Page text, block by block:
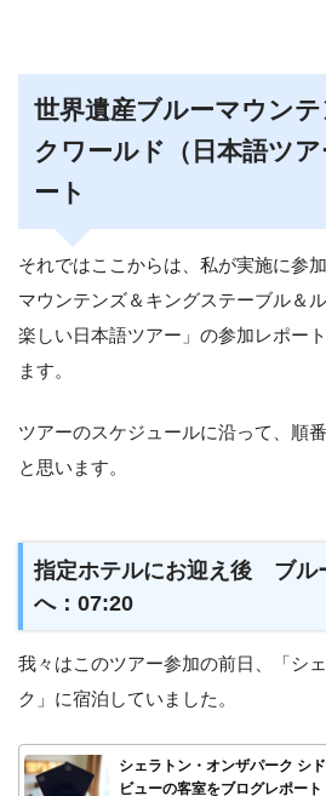
世界遺産ブルーマウン
クワールド（日本語ツ
ート
それではここからは、私が実施に参
マウンテンズ＆キングステーブル＆
楽しい日本語ツアー」の参加レポー
ます。
ツアーのスケジュールに沿って、順
と思います。
指定ホテルにお迎え後 ブル
へ：07:20
我々はこのツアー参加の前日、「シ
ク」に宿泊していました。
シェラトン・オンザパーク シ
ビューの客室をブログレポート